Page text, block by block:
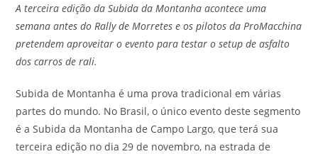
A terceira edição da Subida da Montanha acontece uma
semana antes do Rally de Morretes e os pilotos da ProMacchina
pretendem aproveitar o evento para testar o setup de asfalto
dos carros de rali.
Subida de Montanha é uma prova tradicional em várias
partes do mundo. No Brasil, o único evento deste segmento
é a Subida da Montanha de Campo Largo, que terá sua
terceira edição no dia 29 de novembro, na estrada de